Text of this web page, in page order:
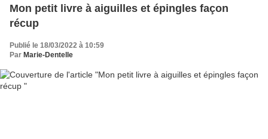
Mon petit livre à aiguilles et épingles façon
récup
Publié le 18/03/2022 à 10:59
Par Marie-Dentelle